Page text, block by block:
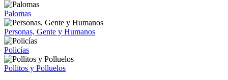
Palomas
Personas, Gente y Humanos
Policías
Pollitos y Polluelos